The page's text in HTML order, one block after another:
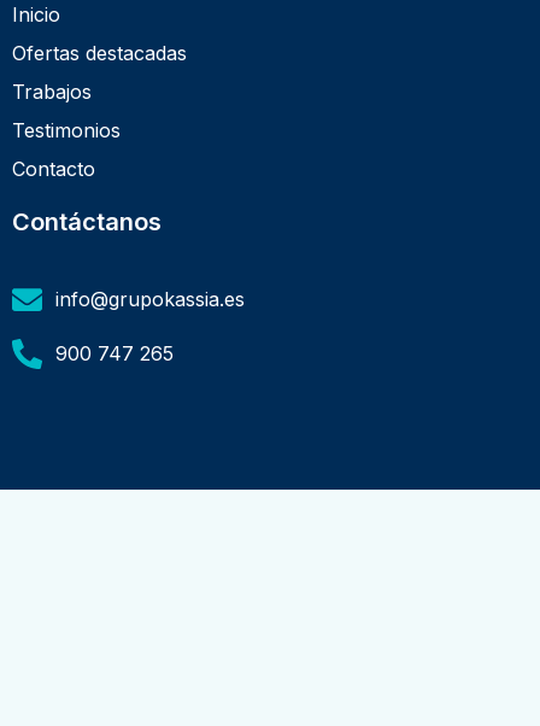
Inicio
Ofertas destacadas
Trabajos
Testimonios
Contacto
Contáctanos
info@grupokassia.es
900 747 265